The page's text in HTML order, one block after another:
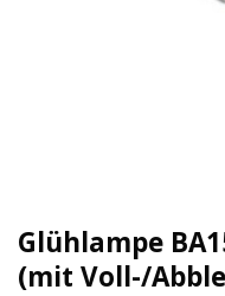
Glühlampe
(mit Voll-/